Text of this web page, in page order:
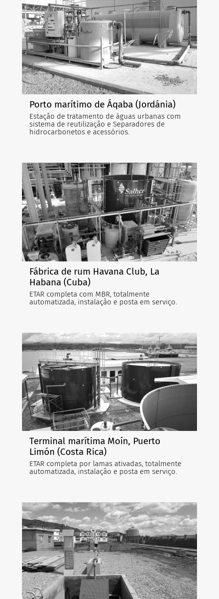
Porto marítimo de Áqaba (Jordánia)
Estação de tratamento de águas urbanas com
sistema de reutilização e Separadores de
hidrocarbonetos e acessórios.
Fábrica de rum Havana Club, La
Habana (Cuba)
ETAR completa com MBR, totalmente
automatizada, instalação e posta em serviço.
Terminal marítima Moín, Puerto
Limón (Costa Rica)
ETAR completa por lamas ativadas, totalmente
automatizada, instalação e posta em serviço.